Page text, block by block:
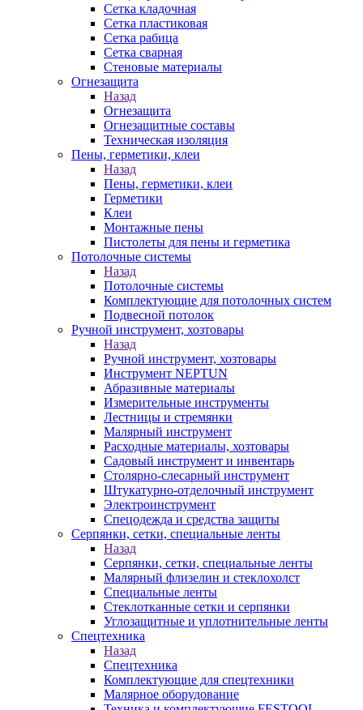
Сетка кладочная
Сетка пластиковая
Сетка рабица
Сетка сварная
Стеновые материалы
Огнезащита
Назад
Огнезащита
Огнезащитные составы
Техническая изоляция
Пены, герметики, клеи
Назад
Пены, герметики, клеи
Герметики
Клеи
Монтажные пены
Пистолеты для пены и герметика
Потолочные системы
Назад
Потолочные системы
Комплектующие для потолочных систем
Подвесной потолок
Ручной инструмент, хозтовары
Назад
Ручной инструмент, хозтовары
Инструмент NEPTUN
Абразивные материалы
Измерительные инструменты
Лестницы и стремянки
Малярный инструмент
Расходные материалы, хозтовары
Садовый инструмент и инвентарь
Столярно-слесарный инструмент
Штукатурно-отделочный инструмент
Электроинструмент
Спецодежда и средства защиты
Серпянки, сетки, специальные ленты
Назад
Серпянки, сетки, специальные ленты
Малярный флизелин и стеклохолст
Специальные ленты
Стеклотканные сетки и серпянки
Углозащитные и уплотнительные ленты
Спецтехника
Назад
Спецтехника
Комплектующие для спецтехники
Малярное оборудование